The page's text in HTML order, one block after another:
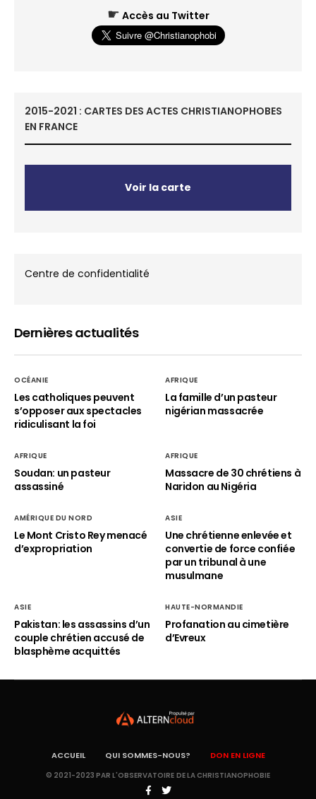
☛ Accès au Twitter
2015-2021 : CARTES DES ACTES CHRISTIANOPHOBES
EN FRANCE
Voir la carte
Centre de confidentialité
Dernières actualités
OCÉANIE
Les catholiques peuvent
s’opposer aux spectacles
ridiculisant la foi
AFRIQUE
La famille d’un pasteur
nigérian massacrée
AFRIQUE
Soudan: un pasteur
assassiné
AFRIQUE
Massacre de 30 chrétiens à
Naridon au Nigéria
AMÉRIQUE DU NORD
Le Mont Cristo Rey menacé
d’expropriation
ASIE
Une chrétienne enlevée et
convertie de force confiée
par un tribunal à une
musulmane
ASIE
Pakistan: les assassins d’un
couple chrétien accusé de
blasphème acquittés
HAUTE-NORMANDIE
Profanation au cimetière
d’Evreux
ACCUEIL QUI SOMMES-NOUS? DON EN LIGNE
© 2021-2023 PAR L'OBSERVATOIRE DE LA CHRISTIANOPHOBIE